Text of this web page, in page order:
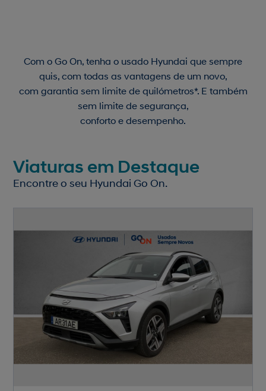
Com o Go On, tenha o usado Hyundai que sempre
quis, com todas as vantagens de um novo,
com garantia sem limite de quilómetros*. E também
sem limite de segurança,
conforto e desempenho.
Viaturas em Destaque
Encontre o seu Hyundai Go On.